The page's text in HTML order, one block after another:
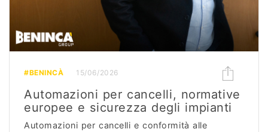
#BENINCÀ 15/06/2026
Automazioni per cancelli, normative
europee e sicurezza degli impianti
Automazioni per cancelli e conformità alle